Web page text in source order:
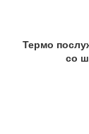
Термо
со